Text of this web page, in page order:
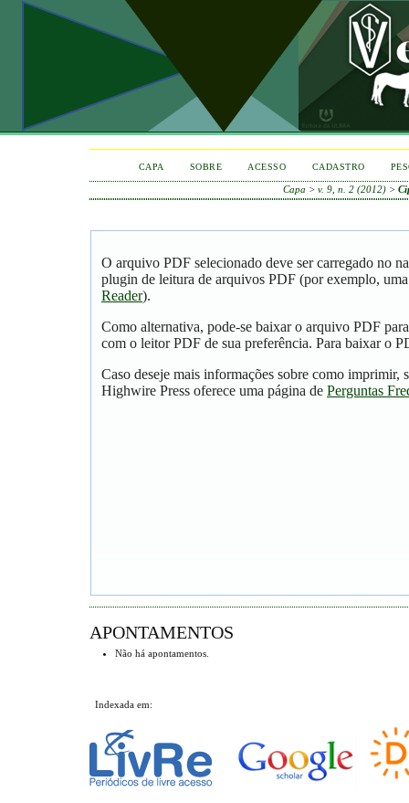
CAPA SOBRE ACESSO CADASTRO
Capa >v. 9, n. 2 (2012) >
O arquivo PDF selecionado deve ser carregado no
plugin de leitura de arquivos PDF (por exemplo,
Reader).
Como alternativa, pode-se baixar o arquivo PDF
com o leitor PDF de sua preferência. Para baixar o
Caso deseje mais informações sobre como imprimir,
Highwire Press oferece uma página de Perguntas
APONTAMENTOS
Não há apontamentos.
Indexada em: